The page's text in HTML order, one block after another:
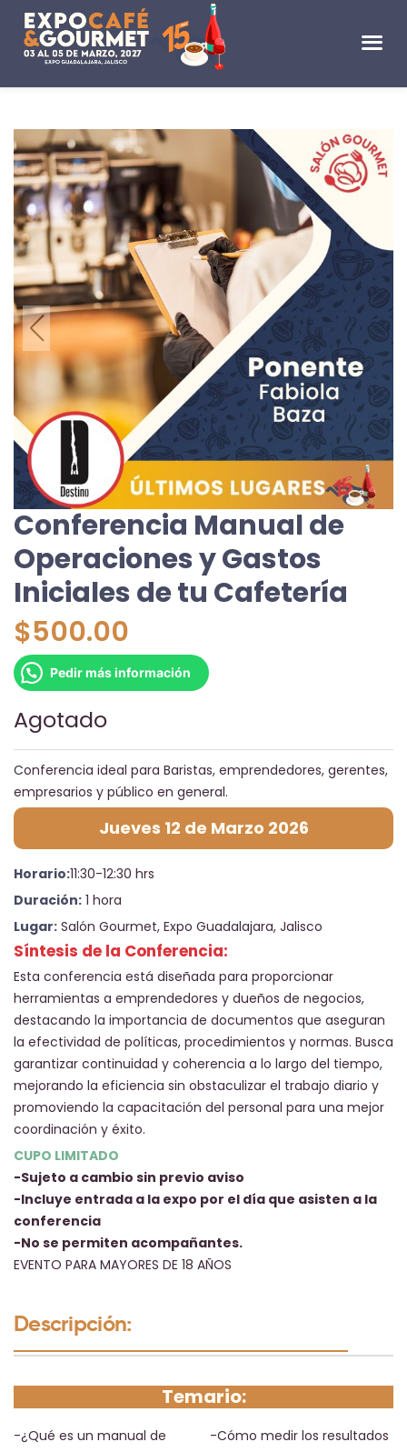
Conferencia Manual de
Operaciones y Gastos
Iniciales de tu Cafetería
$500.00
Pedir más información
Agotado
Conferencia ideal para Baristas, emprendedores, gerentes,
empresarios y público en general.
Jueves 12 de Marzo 2026
Horario:11:30-12:30 hrs
Duración: 1 hora
Lugar: Salón Gourmet, Expo Guadalajara, Jalisco
Síntesis de la Conferencia:
Esta conferencia está diseñada para proporcionar
herramientas a emprendedores y dueños de negocios,
destacando la importancia de documentos que aseguran
la efectividad de políticas, procedimientos y normas. Busca
garantizar continuidad y coherencia a lo largo del tiempo,
mejorando la eficiencia sin obstaculizar el trabajo diario y
promoviendo la capacitación del personal para una mejor
coordinación y éxito.
CUPO LIMITADO
-Sujeto a cambio sin previo aviso
-Incluye entrada a la expo por el día que asisten a la
conferencia
-No se permiten acompañantes.
EVENTO PARA MAYORES DE 18 AÑOS
Descripción:
Temario:
-¿Qué es un manual de
-Cómo medir los resultados